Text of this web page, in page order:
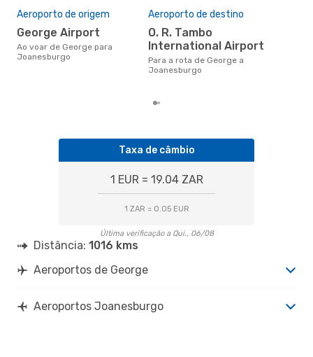
Aeroporto de origem
George Airport
Ao voar de George para
Joanesburgo
Aeroporto de destino
O. R. Tambo
International Airport
Para a rota de George a
Joanesburgo
Taxa de câmbio
1 EUR = 19.04 ZAR
1 ZAR = 0.05 EUR
Última verificação a Qui., 06/08
Distância: 1016 kms
Aeroportos de George
Aeroportos Joanesburgo